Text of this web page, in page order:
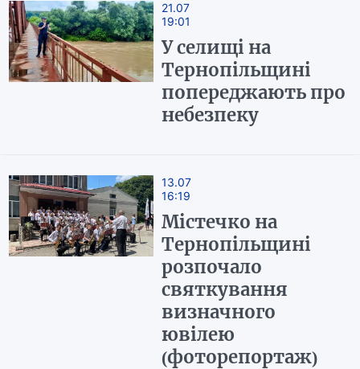
21.07
19:01
У селищі на
Тернопільщині
попереджають про
небезпеку
13.07
16:19
Містечко на
Тернопільщині
розпочало
святкування
визначного
ювілею
(фоторепортаж)